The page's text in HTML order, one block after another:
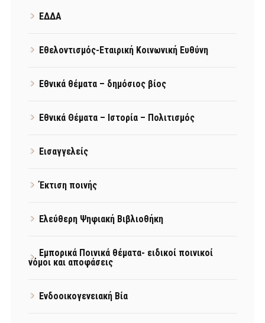
ΕΔΔΑ
Εθελοντισμός-Εταιρική Κοινωνική Ευθύνη
Εθνικά θέματα – δημόσιος βίος
Εθνικά Θέματα – Ιστορία – Πολιτισμός
Εισαγγελείς
Έκτιση ποινής
Ελεύθερη Ψηφιακή Βιβλιοθήκη
Εμπορικά Ποινικά θέματα- ειδικοί ποινικοί
νόμοι και αποφάσεις
Ενδοοικογενειακή Βία